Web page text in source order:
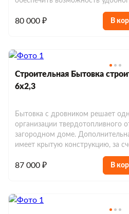
Хозблоки до 150 000 р.
Евробытовки с душем и
Евробытовки из
80 000 ₽ В
Строительная Бытовка
6х2,3
Бытовка с дровником решает
организации твердотопливного
загородном доме.
имеет крытую конструкцию, за
87 000 ₽ В